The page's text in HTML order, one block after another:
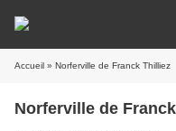
Accueil » Norferville de Franck Thilliez
Norferville de